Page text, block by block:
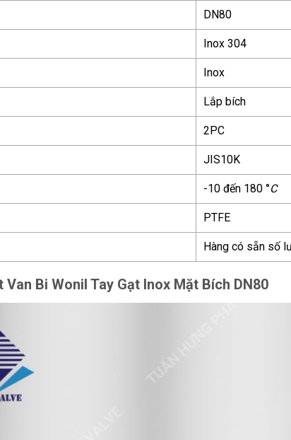
DN80
Inox 304
Inox
Lắp bích
2PC
JIS10K
-10 đến 180 °C
PTFE
Hàng có sẵn số
Van Bi Wonil Tay Gạt Inox Mặt Bích DN80